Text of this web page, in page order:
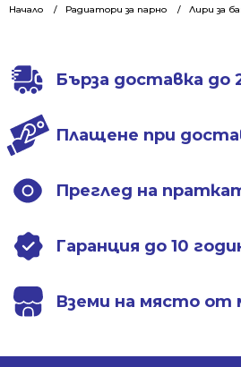
Начало Радиатори за парно Лири за
103.12 €
82.50 €
Бърза доставка до
Плащене при
Преглед на
Гаранция до 10
Вземи на място от